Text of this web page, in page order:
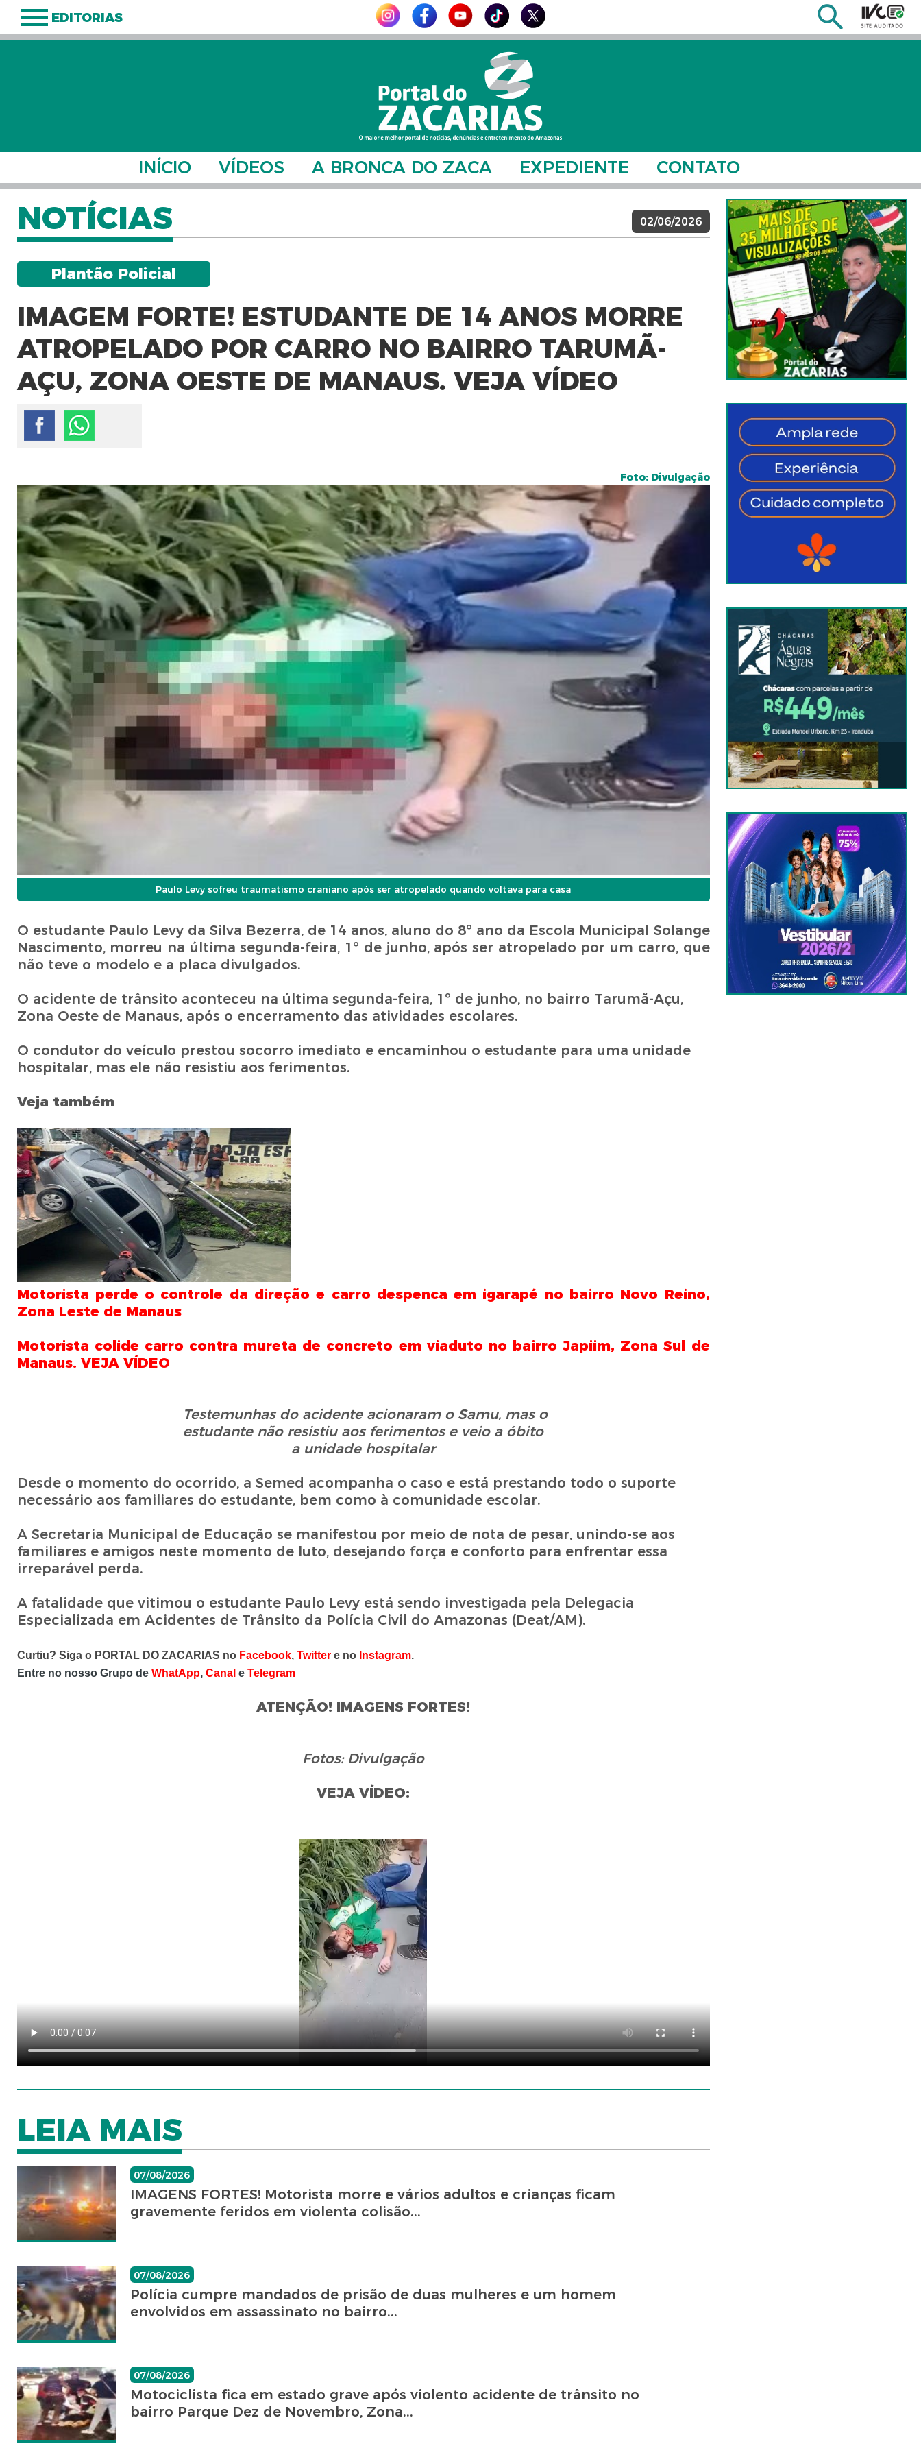
EDITORIAS
INÍCIO VÍDEOS A BRONCA DO ZACA EXPEDIENTE CONTATO
NOTÍCIAS 02/06/2026
Plantão Policial
IMAGEM FORTE! ESTUDANTE DE 14 ANOS MORRE
ATROPELADO POR CARRO NO BAIRRO TARUMÃ-
AÇU, ZONA OESTE DE MANAUS. VEJA VÍDEO
Foto: Divulgação
Paulo Levy sofreu traumatismo craniano após ser atropelado quando voltava para casa
O estudante Paulo Levy da Silva Bezerra, de 14 anos, aluno do 8º ano da Escola Municipal Solange
Nascimento, morreu na última segunda-feira, 1º de junho, após ser atropelado por um carro, que
não teve o modelo e a placa divulgados.
O acidente de trânsito aconteceu na última segunda-feira, 1º de junho, no bairro Tarumã-Açu,
Zona Oeste de Manaus, após o encerramento das atividades escolares.
O condutor do veículo prestou socorro imediato e encaminhou o estudante para uma unidade
hospitalar, mas ele não resistiu aos ferimentos.
Veja também
Motorista perde o controle da direção e carro despenca em igarapé no bairro Novo Reino,
Zona Leste de Manaus
Motorista colide carro contra mureta de concreto em viaduto no bairro Japiim, Zona Sul de
Manaus. VEJA VÍDEO
Testemunhas do acidente acionaram o Samu, mas o
estudante não resistiu aos ferimentos e veio a óbito
a unidade hospitalar
Desde o momento do ocorrido, a Semed acompanha o caso e está prestando todo o suporte
necessário aos familiares do estudante, bem como à comunidade escolar.
A Secretaria Municipal de Educação se manifestou por meio de nota de pesar, unindo-se aos
familiares e amigos neste momento de luto, desejando força e conforto para enfrentar essa
irreparável perda.
A fatalidade que vitimou o estudante Paulo Levy está sendo investigada pela Delegacia
Especializada em Acidentes de Trânsito da Polícia Civil do Amazonas (Deat/AM).
Curtiu? Siga o PORTAL DO ZACARIAS no Facebook, Twittere no Instagram.
Entre no nosso Grupo de WhatApp, Canal e Telegram
ATENÇÃO! IMAGENS FORTES!
Fotos: Divulgação
VEJA VÍDEO:
LEIA MAIS
07/08/2026
IMAGENS FORTES! Motorista morre e vários adultos e crianças ficam
gravemente feridos em violenta colisão...
07/08/2026
Polícia cumpre mandados de prisão de duas mulheres e um homem
envolvidos em assassinato no bairro...
07/08/2026
Motociclista fica em estado grave após violento acidente de trânsito no
bairro Parque Dez de Novembro, Zona...